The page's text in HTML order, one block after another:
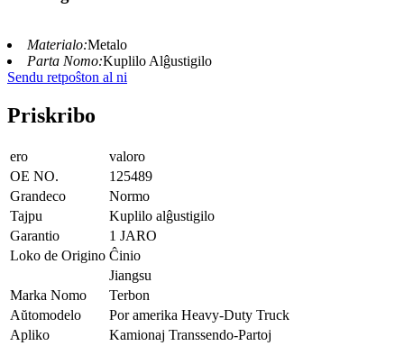
Materialo:Metalo
Parta Nomo:Kuplilo Alĝustigilo
Sendu retpoŝton al ni
Priskribo
ero
valoro
OE NO.
125489
Grandeco
Normo
Tajpu
Kuplilo alĝustigilo
Garantio
1 JARO
Loko de Origino Ĉinio
Jiangsu
Marka Nomo
Terbon
Aŭtomodelo
Por amerika Heavy-Duty Truck
Apliko
Kamionaj Transsendo-Partoj